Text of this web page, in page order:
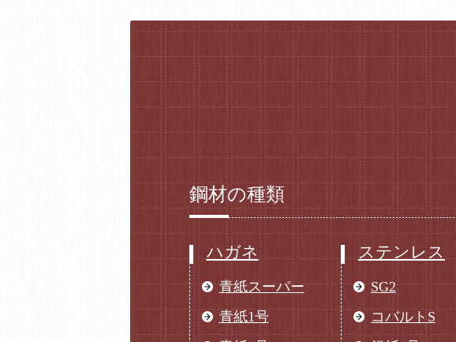
鋼材の種類
ハガネ
青紙スーパー
青紙1号
ステンレス
SG2
コバルトS